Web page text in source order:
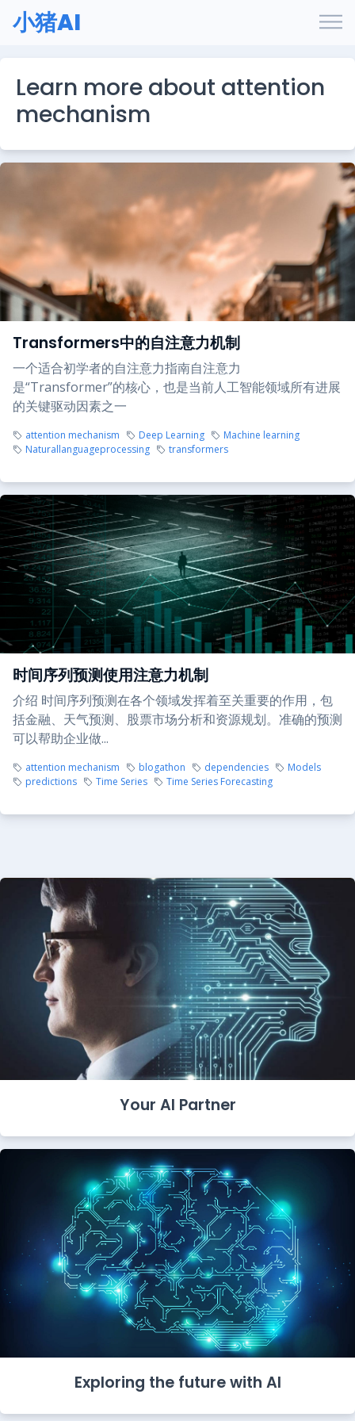
小猪AI
Learn more about attention
mechanism
Transformers中的自注意力机制
一个适合初学者的自注意力指南自注意力
是“Transformer”的核心，也是当前人工智能领域所有进展
的关键驱动因素之一
attention mechanism Deep Learning
Machine learning
Naturallanguageprocessing
transformers
时间序列预测使用注意力机制
介绍 时间序列预测在各个领域发挥着至关重要的作用，包
括金融、天气预测、股票市场分析和资源规划。准确的预测
可以帮助企业做...
attention mechanism blogathon dependencies
Models
predictions
Time Series Time Series Forecasting
Your AI Partner
Exploring the future with AI